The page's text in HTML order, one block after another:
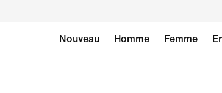
Nouveau Homme Femme